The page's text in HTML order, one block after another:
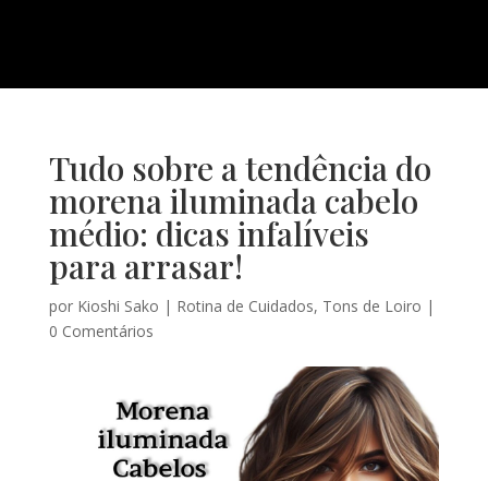
Tudo sobre a tendência do
morena iluminada cabelo
médio: dicas infalíveis
para arrasar!
por Kioshi Sako | Rotina de Cuidados, Tons de Loiro |
0 Comentários